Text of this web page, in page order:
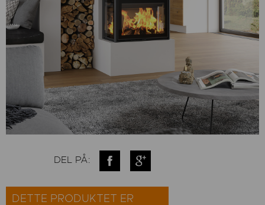
DEL PÅ:
DETTE PRODUKTET ER